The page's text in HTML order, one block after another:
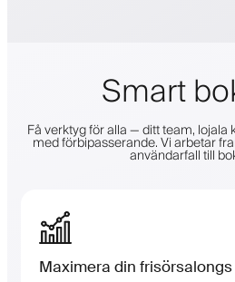
Smart
Få verktyg för alla — ditt team, lojala
med förbipasserande. Vi arbetar
användarfall till
Maximera din